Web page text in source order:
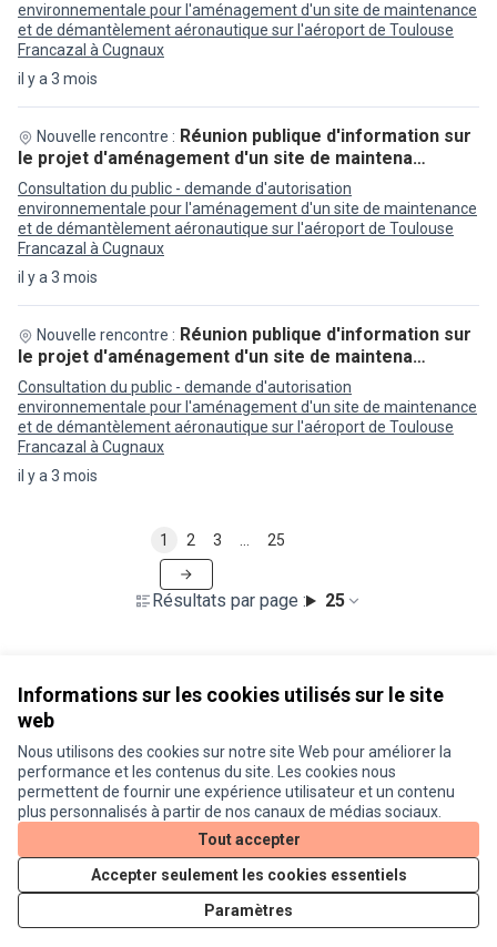
Informations sur les cookies utilisés sur le site
web
Nous utilisons des cookies sur notre site Web pour améliorer la
performance et les contenus du site. Les cookies nous
permettent de fournir une expérience utilisateur et un contenu
plus personnalisés à partir de nos canaux de médias sociaux.
Tout accepter
Accepter seulement les cookies essentiels
Paramètres
il y a 3 mois
environnementale pour l'aménagement d'un site de maintenance
et de démantèlement aéronautique sur l'aéroport de Toulouse
Francazal à Cugnaux
il y a 3 mois
Nouvelle rencontre : Réunion publique d'information sur
le projet d'aménagement d'un site de maintena…
Consultation du public - demande d'autorisation
environnementale pour l'aménagement d'un site de maintenance
et de démantèlement aéronautique sur l'aéroport de Toulouse
Francazal à Cugnaux
il y a 3 mois
Nouvelle rencontre : Réunion publique d'information sur
le projet d'aménagement d'un site de maintena…
Consultation du public - demande d'autorisation
environnementale pour l'aménagement d'un site de maintenance
et de démantèlement aéronautique sur l'aéroport de Toulouse
Francazal à Cugnaux
Résultats par page : 25
1 2 3 25
Conditions d'utilisation
Paramètres des cookies
Je participe ! sur X
(Lien externe)
Je participe ! sur Facebook
Je participe ! sur Instagram
Site réalisé grâce aulogiciel libre Decidim .
Licence
(Lien